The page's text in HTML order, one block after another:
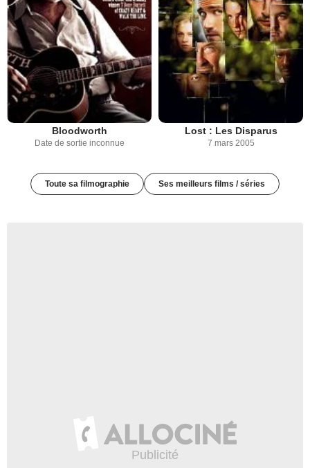
Bloodworth
Date de sortie inconnue
Lost : Les Disparus
7 mars 2005
Toute sa filmographie Ses meilleurs films / séries